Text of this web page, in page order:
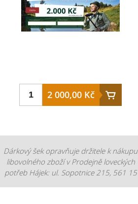
2 000,00 Kč
Dárkový šek opravňuje držitele k nákupu
libovolného zboží v Prodejně loveckých
potřeb Hájek: ul. Sopotnice 215, 561 15